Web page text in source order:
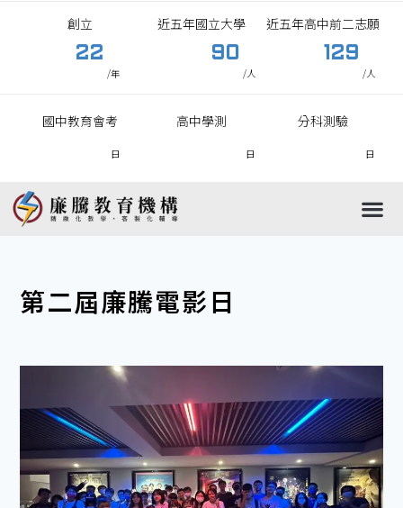
創立
22
/年
近五年國立大學
90
/人
近五年高中前二志願
129
/人
國中教育會考
日
高中學測
日
分科測驗
日
第二屆廉騰電影日